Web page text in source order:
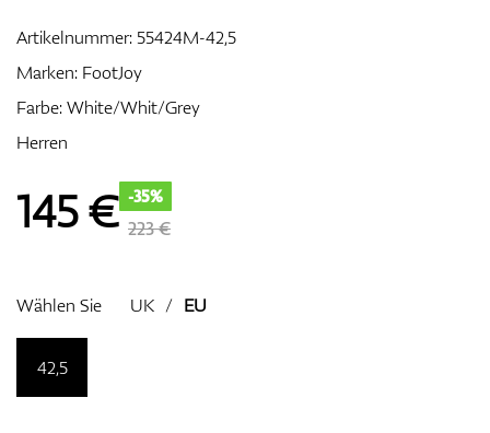
Entfernungsmesser & GPS
Artikelnummer:55424M-42,5
Marken: FootJoy
Farbe: White/Whit/Grey
Herren
145€ -35%
223 €
Wählen Sie UK / EU
42,5